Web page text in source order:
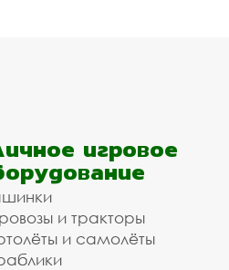
игровое
и тракторы
и самолёты